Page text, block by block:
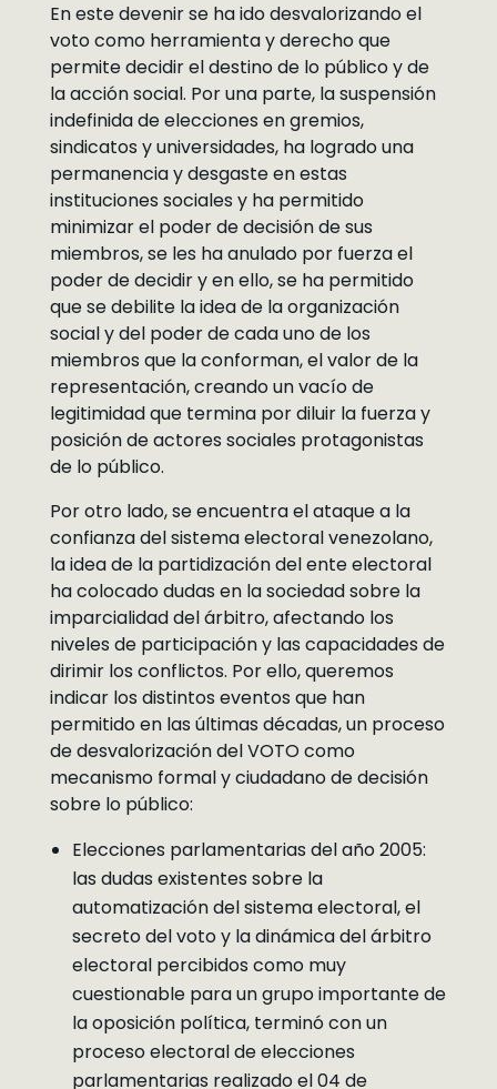
En este devenir se ha ido desvalorizando el
voto como herramienta y derecho que
permite decidir el destino de lo público y de
la acción social. Por una parte, la suspensión
indefinida de elecciones en gremios,
sindicatos y universidades, ha logrado una
permanencia y desgaste en estas
instituciones sociales y ha permitido
minimizar el poder de decisión de sus
miembros, se les ha anulado por fuerza el
poder de decidir y en ello, se ha permitido
que se debilite la idea de la organización
social y del poder de cada uno de los
miembros que la conforman, el valor de la
representación, creando un vacío de
legitimidad que termina por diluir la fuerza y
posición de actores sociales protagonistas
de lo público.
Por otro lado, se encuentra el ataque a la
confianza del sistema electoral venezolano,
la idea de la partidización del ente electoral
ha colocado dudas en la sociedad sobre la
imparcialidad del árbitro, afectando los
niveles de participación y las capacidades de
dirimir los conflictos. Por ello, queremos
indicar los distintos eventos que han
permitido en las últimas décadas, un proceso
de desvalorización del VOTO como
mecanismo formal y ciudadano de decisión
sobre lo público:
Elecciones parlamentarias del año 2005:
las dudas existentes sobre la
automatización del sistema electoral, el
secreto del voto y la dinámica del árbitro
electoral percibidos como muy
cuestionable para un grupo importante de
la oposición política, terminó con un
proceso electoral de elecciones
parlamentarias realizado el 04 de